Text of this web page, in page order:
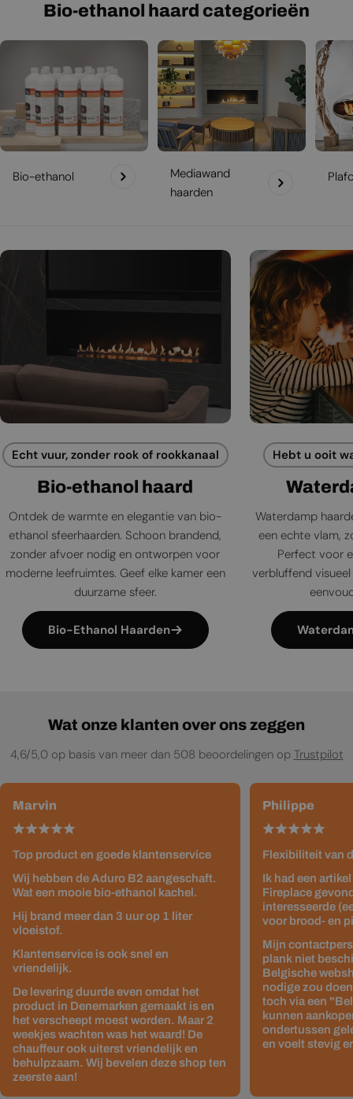
Bio-ethanol haard categorieën
Bio-ethanol
Mediawand
haarden
Echt vuur, zonder rook of rookkanaal
Bio-ethanol haard
Ontdek de warmte en elegantie van bio-
ethanol sfeerhaarden. Schoon brandend,
zonder afvoer nodig en ontworpen voor
moderne leefruimtes. Geef elke kamer een
duurzame sfeer.
Bio-Ethanol Haarden
Hebt u ooit
Waterdamp
een echte vlam,
Perfect voor
verbluffend
Wat onze klanten over ons zeggen
4,6/5,0 op basis van meer dan 508 beoordelingen op Trustpilot
Marvin
Top product en goede klantenservice
Wij hebben de Aduro B2 aangeschaft.
Wat een mooie bio-ethanol kachel.
Hij brand meer dan 3 uur op 1 liter
vloeistof.
Klantenservice is ook snel en
vriendelijk.
De levering duurde even omdat het
product in Denemarken gemaakt is en
het verscheept moest worden. Maar 2
weekjes wachten was het waard! De
chauffeur ook uiterst vriendelijk en
behulpzaam. Wij bevelen deze shop ten
zeerste aan!
Philippe
Flexibiliteit van
Ik had een
Fireplace
interesseerde
voor brood- en
Mijn
plank niet
Belgische
nodige zou
toch via een
kunnen
ondertussen
en voelt stevig